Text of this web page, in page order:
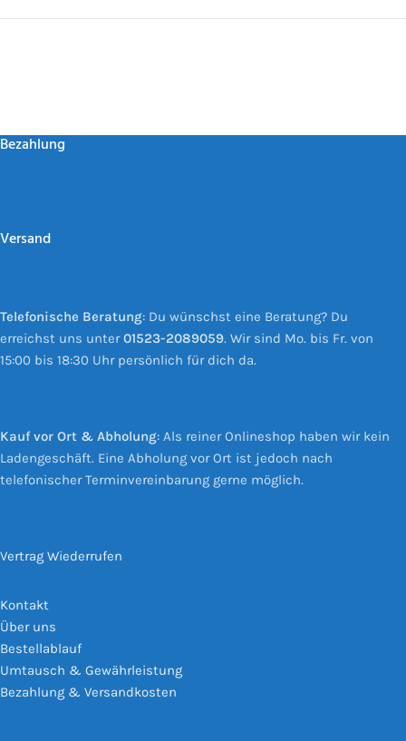
Bezahlung
Versand
Telefonische Beratung: Du wünschst eine Beratung? Du
erreichst uns unter01523-2089059. Wir sind Mo. bis Fr. von
15:00 bis 18:30 Uhr persönlich für dich da.
Kauf vor Ort & Abholung: Als reiner Onlineshop haben wir kein
Ladengeschäft. Eine Abholung vor Ort ist jedoch nach
telefonischer Terminvereinbarung gerne möglich.
Vertrag Wiederrufen
Kontakt
Über uns
Bestellablauf
Umtausch & Gewährleistung
Bezahlung & Versandkosten